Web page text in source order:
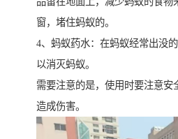
窗，堵住蚂蚁的。
4、蚂蚁药水：在蚂蚁经常出没
以消灭蚂蚁。
需要注意的是，使用时要注意安
造成伤害。